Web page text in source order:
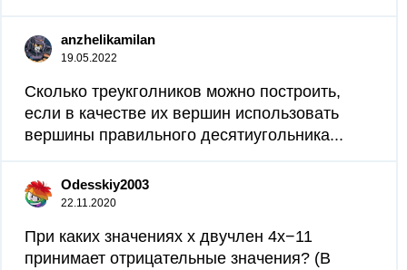
anzhelikamilan
19.05.2022
Сколько треукголников можно построить,
если в качестве их вершин использовать
вершины правильного десятиугольника...
Odesskiy2003
22.11.2020
При каких значениях x двучлен 4x−11
принимает отрицательные значения? (В